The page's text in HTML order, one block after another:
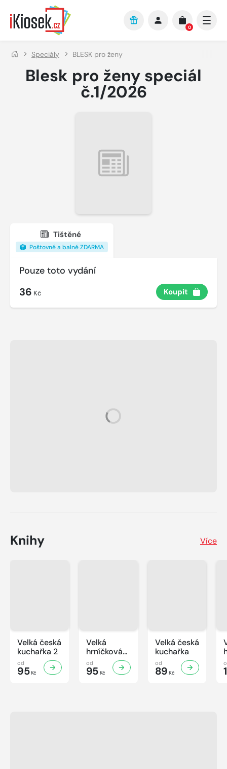
Přejít na hlavní obsah
0
Speciály BLESK pro ženy
Blesk pro ženy speciál
č.1/2026
Tištěné
Poštovné a balné ZDARMA
Pouze toto vydání
36 Kč Koupit
Knihy Více
Velká česká
kuchařka 2
od
95Kč
Velká
hrníčková
kuchařka II
od
95Kč
Velká česká
kuchařka
od
89 Kč